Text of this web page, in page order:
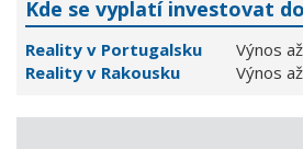
Kde se vyplatí investovat
Reality v Portugalsku
Výnos
Reality v Rakousku
Výnos